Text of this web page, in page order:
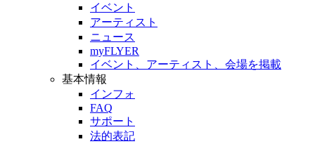
イベント
アーティスト
ニュース
myFLYER
イベント、アーティスト、会場を掲載
基本情報
インフォ
FAQ
サポート
法的表記